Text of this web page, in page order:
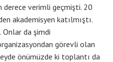
derece verimli geçmişti. 20
akademisyen katılmıştı.
da şimdi
görevli olan
önümüzde ki toplantı da